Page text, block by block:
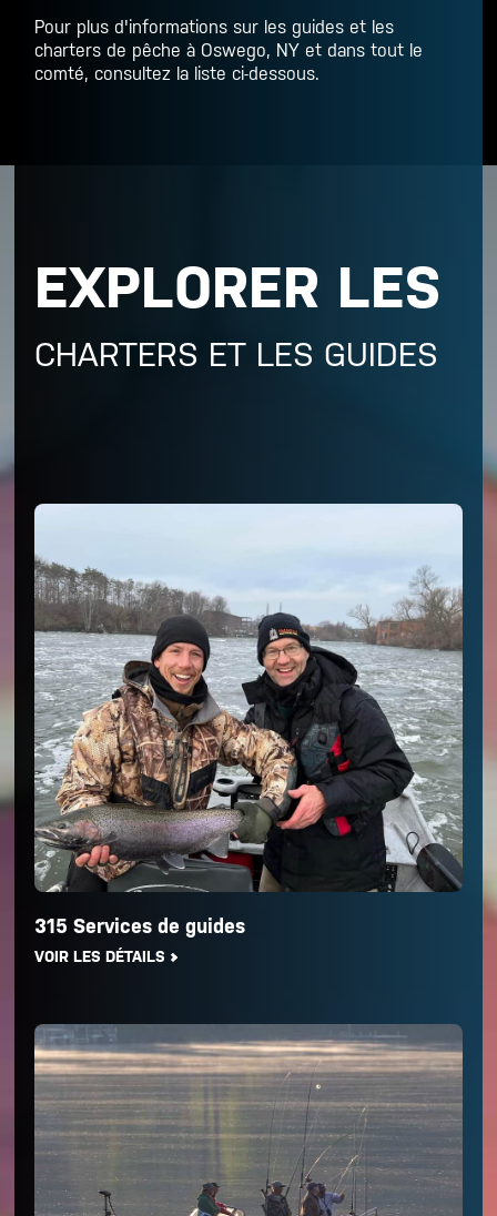
Pour plus d'informations sur les guides et les
charters de pêche à Oswego, NY et dans tout le
comté, consultez la liste ci-dessous.
EXPLORER LES
CHARTERS ET LES GUIDES
315 Services de guides
VOIR LES DÉTAILS